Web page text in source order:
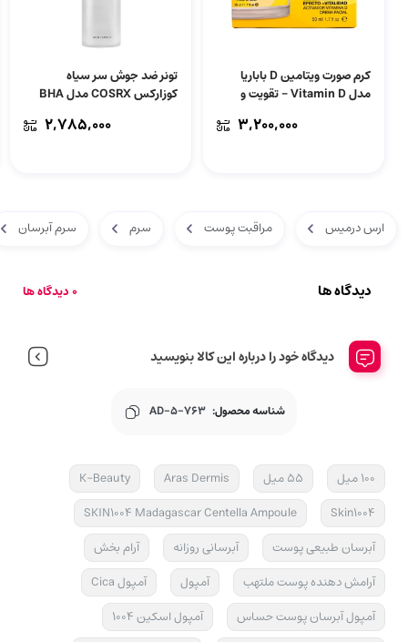
کرم صورت ویتامین D باباریا
مدل Vitamin D – تقویت و
۳,۲۰۰,۰۰۰
تونر ضد جوش سر سیاه
کوزارکس COSRX مدل BHA
۲,۷۸۵,۰۰۰
ارس درمیس مراقبت پوست سرم سرم آبرسان
دیدگاه ها 0 دیدگاه ها
دیدگاه خود را درباره این کالا بنویسید
شناسه محصول: AD-5-763
100 میل 55 میل Aras Dermis
K-Beauty
Skin1004
SKIN1004 Madagascar Centella Ampoule
آبرسان طبیعی پوست
آبرسانی روزانه
آرام بخش
آرامش دهنده پوست ملتهب
آمپول
آمپول Cica
آمپول آبرسان پوست حساس
آمپول اسکین 1004